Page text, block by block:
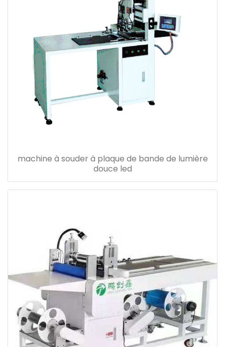
machine à souder à plaque de bande de lumière
douce led